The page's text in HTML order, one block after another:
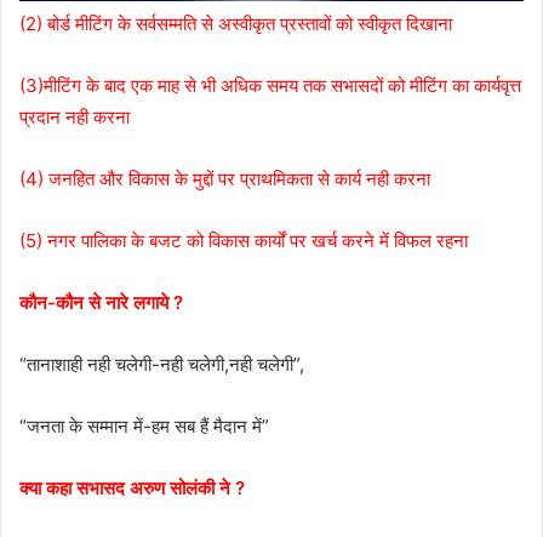
(2) बोर्ड मीटिंग के सर्वसम्मति से अस्वीकृत प्रस्तावों को स्वीकृत दिखाना
(3)मीटिंग के बाद एक माह से भी अधिक समय तक सभासदों को मीटिंग का कार्यवृत्त
प्रदान नही करना
(4) जनहित और विकास के मुद्दों पर प्राथमिकता से कार्य नही करना
(5) नगर पालिका के बजट को विकास कार्यों पर खर्च करने में विफल रहना
कौन-कौन से नारे लगाये ?
“तानाशाही नही चलेगी-नही चलेगी,नही चलेगी”,
“जनता के सम्मान में-हम सब हैं मैदान में”
क्या कहा सभासद अरुण सोलंकी ने ?